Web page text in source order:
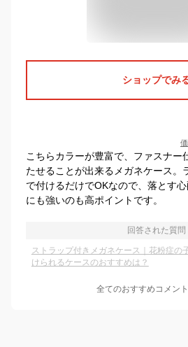
ショップでみ
こちらカラーが豊富で、ファスナー
たせることが出来るメガネケース。
で付けるだけでOKなので、落とす
にも強いのも高ポイントです。
回答された質問
ストラップ付きメガネケース｜花粉症の
けられるケースのおすすめは？
全てのおすすめコメント